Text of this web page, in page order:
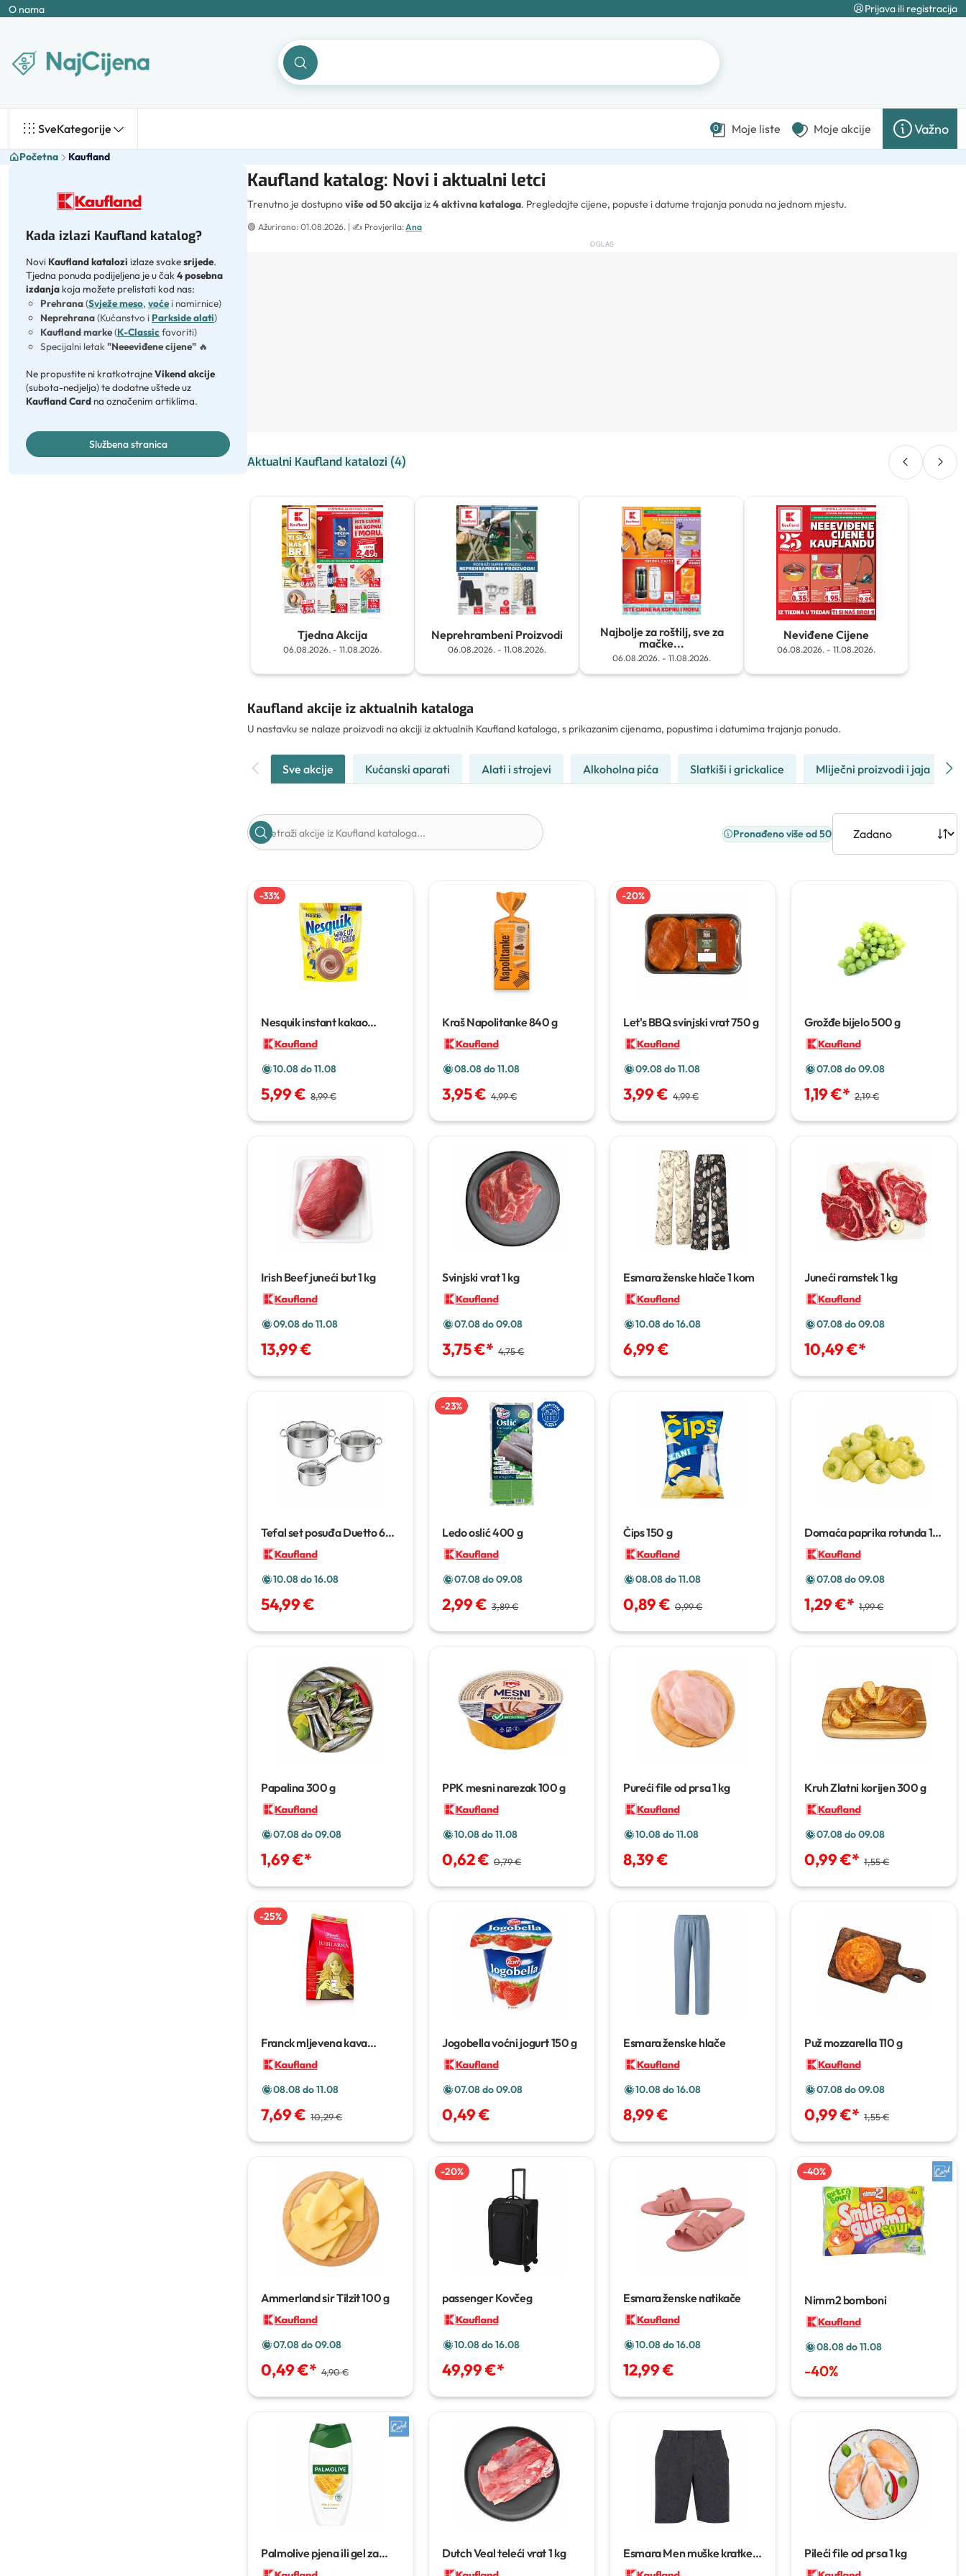
O nama Prijava ili registracija
SveKategorije 0 Moje liste Moje akcije Važno
Početna Kaufland
Kaufland katalog: Novi i aktualni letci
Trenutno je dostupnoviše od 50 akcija iz4 aktivna kataloga. Pregledajte cijene, popuste i datume trajanja ponuda na jednom mjestu.
🟢 Ažurirano: 01.08.2026. | ✍️ Provjerila:Ana
OGLAS
Aktualni Kaufland katalozi (4)
Tjedna Akcija
06.08.2026. - 11.08.2026.
Neprehrambeni Proizvodi
06.08.2026. - 11.08.2026.
Najbolje za roštilj, sve za
mačke...
06.08.2026. - 11.08.2026.
Neviđene Cijene
06.08.2026. - 11.08.2026.
Kaufland akcije iz aktualnih kataloga
U nastavku se nalaze proizvodi na akciji iz aktualnih Kaufland kataloga, s prikazanim cijenama, popustima i datumima trajanja ponuda.
Sve akcije Kućanski aparati Alati i strojevi Alkoholna pića Slatkiši i grickalice Mliječni proizvodi i jaja
Pronađeno više od 50
-33%
Nesquik instant kakao
napitak
10.08 do 11.08
5,99 € 8,99 €
Kraš Napolitanke840 g
08.08 do 11.08
3,95 € 4,99 €
-20%
Let's BBQ svinjski vrat750 g
09.08 do 11.08
3,99 € 4,99 €
Grožđe bijelo500 g
07.08 do 09.08
1,19 €* 2,19 €
Irish Beef juneći but1 kg
09.08 do 11.08
13,99 €
Svinjski vrat1 kg
07.08 do 09.08
3,75 €* 4,75 €
Esmara ženske hlače1 kom
10.08 do 16.08
6,99 €
Juneći ramstek1 kg
07.08 do 09.08
10,49 €*
Tefal set posuđa Duetto6
kom
10.08 do 16.08
54,99 €
-23%
Ledo oslić400 g
07.08 do 09.08
2,99 € 3,89 €
Čips150 g
08.08 do 11.08
0,89 € 0,99 €
Domaća paprika rotunda1
kg
07.08 do 09.08
1,29 €* 1,99 €
Papalina300 g
07.08 do 09.08
1,69 €*
PPK mesni narezak100 g
10.08 do 11.08
0,62 € 0,79 €
Pureći file od prsa1 kg
10.08 do 11.08
8,39 €
Kruh Zlatni korijen300 g
07.08 do 09.08
0,99 €* 1,55 €
-25%
Franck mljevena kava
jubilarna
08.08 do 11.08
7,69 € 10,29 €
Jogobella voćni jogurt150 g
07.08 do 09.08
0,49 €
Esmara ženske hlače
10.08 do 16.08
8,99 €
Puž mozzarella110 g
07.08 do 09.08
0,99 €* 1,55 €
Ammerland sir Tilzit100 g
07.08 do 09.08
0,49 €* 4,90 €
-20%
passenger Kovčeg
10.08 do 16.08
49,99 €*
Esmara ženske natikače
10.08 do 16.08
12,99 €
-40%
Nimm2 bomboni
08.08 do 11.08
-40%
Palmolive pjena ili gel za
kupanje
Dutch Veal teleći vrat1 kg
Esmara Men muške kratke
hlače
Pileći file od prsa1 kg
Kada izlazi Kaufland katalog?
Novi Kaufland katalozi izlaze svakesrijede.
Tjedna ponuda podijeljena je u čak4 posebna
izdanja koja možete prelistati kod nas:
Prehrana(Svježe meso, voćei namirnice)
Neprehrana(Kućanstvo i Parkside alati)
Kaufland marke(K-Classicfavoriti)
Specijalni letak"Neeeviđene cijene" 🔥
Ne propustite ni kratkotrajneVikend akcije
(subota-nedjelja) te dodatne uštede uz
Kaufland Card na označenim artiklima.
Službena stranica